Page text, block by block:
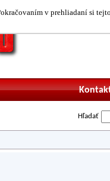
v prehliadaní si
Hľadať